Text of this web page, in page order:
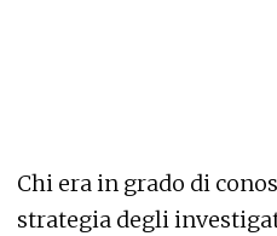
Chi era in grado di
strategia degli